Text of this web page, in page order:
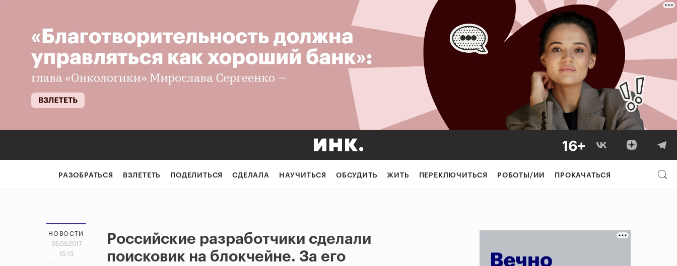
РАЗОБРАТЬСЯ ВЗЛЕТЕТЬ ПОДЕЛИТЬСЯ СДЕЛАЛА НАУЧИТЬСЯ ОБСУДИТЬ ЖИТЬ ПЕРЕКЛЮЧИТЬСЯ РОБОТЫ/ИИ ПРОКАЧАТЬСЯ
НОВОСТИ
05.09.2017
15:13
Российские разработчики сделали
поисковик на блокчейне. За его